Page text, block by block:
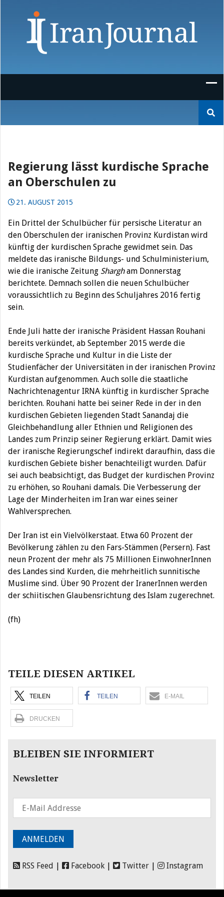
nach:
Regierung lässt kurdische Sprache
an Oberschulen zu
21. AUGUST 2015
Ein Drittel der Schulbücher für persische Literatur an
den Oberschulen der iranischen Provinz Kurdistan wird
künftig der kurdischen Sprache gewidmet sein. Das
meldete das iranische Bildungs- und Schulministerium,
wie die iranische Zeitung Shargham Donnerstag
berichtete. Demnach sollen die neuen Schulbücher
voraussichtlich zu Beginn des Schuljahres 2016 fertig
sein.
Ende Juli hatte der iranische Präsident Hassan Rouhani
bereits verkündet, ab September 2015 werde die
kurdische Sprache und Kultur in die Liste der
Studienfächer der Universitäten in der iranischen Provinz
Kurdistan aufgenommen. Auch solle die staatliche
Nachrichtenagentur IRNA künftig in kurdischer Sprache
berichten. Rouhani hatte bei seiner Rede in der in den
kurdischen Gebieten liegenden Stadt Sanandaj die
Gleichbehandlung aller Ethnien und Religionen des
Landes zum Prinzip seiner Regierung erklärt. Damit wies
der iranische Regierungschef indirekt daraufhin, dass die
kurdischen Gebiete bisher benachteiligt wurden. Dafür
sei auch beabsichtigt, das Budget der kurdischen Provinz
zu erhöhen, so Rouhani damals. Die Verbesserung der
Lage der Minderheiten im Iran war eines seiner
Wahlversprechen.
Der Iran ist ein Vielvölkerstaat. Etwa 60 Prozent der
Bevölkerung zählen zu den Fars-Stämmen (Persern). Fast
neun Prozent der mehr als 75 Millionen EinwohnerInnen
des Landes sind Kurden, die mehrheitlich sunnitische
Muslime sind. Über 90 Prozent der IranerInnen werden
der schiitischen Glaubensrichtung des Islam zugerechnet.
(fh)
TEILE DIESEN ARTIKEL
TEILEN TEILEN E-MAIL
DRUCKEN
BLEIBEN SIE INFORMIERT
Newsletter
RSS Feed Facebook Twitter Instagram